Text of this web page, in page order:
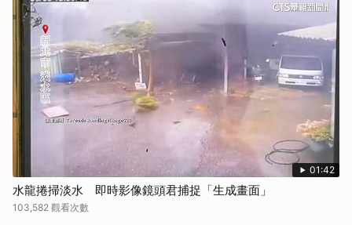
01:42
水龍捲掃淡水 即時影像鏡頭君捕捉「生成畫面」
103,582 觀看次數